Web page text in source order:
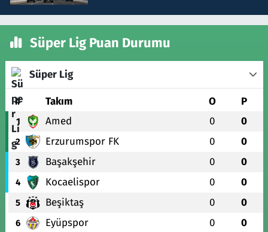
Süper Lig Puan Durumu
Süper Lig
# Takım O P
1 Amed 0 0
2 Erzurumspor FK 0 0
3 Başakşehir 0 0
4 Kocaelispor 0 0
5 Beşiktaş 0 0
6 Eyüpspor 0 0